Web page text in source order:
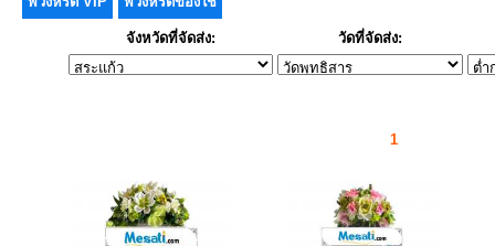
จังหวัดที่จัดส่ง: วัดที่จัดส่ง:
1